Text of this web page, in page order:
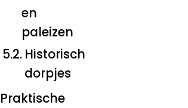
en
paleizen
Historische
dorpjes
Praktische